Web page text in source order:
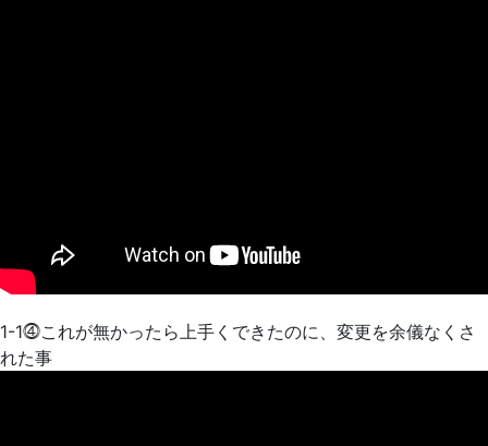
1-1⓸これが無かったら上手くできたのに、変更を余儀なくさ
れた事